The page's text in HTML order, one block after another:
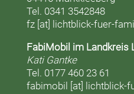
Tel. 0341 3542848
fz [at] lichtblick-fuer-
FabiMobil im Landkreis
Kati Gantke
Tel. 0177 460 23 61
fabimobil [at] lichtblick-